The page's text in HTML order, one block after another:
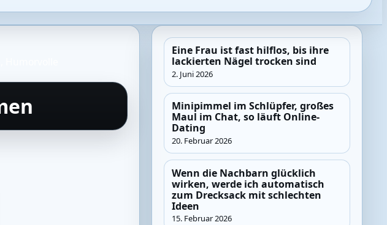
Eine Frau ist fast hilflos, bis ihre
lackierten Nägel trocken sind
2. Juni 2026
Minipimmel im Schlüpfer, großes
Maul im Chat, so läuft Online-
Dating
20. Februar 2026
Wenn die Nachbarn glücklich
wirken, werde ich automatisch
zum Drecksack mit schlechten
Ideen
15. Februar 2026